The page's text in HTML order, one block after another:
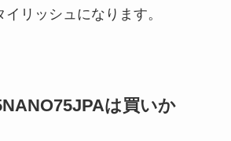
リッシュになります。
は買いか